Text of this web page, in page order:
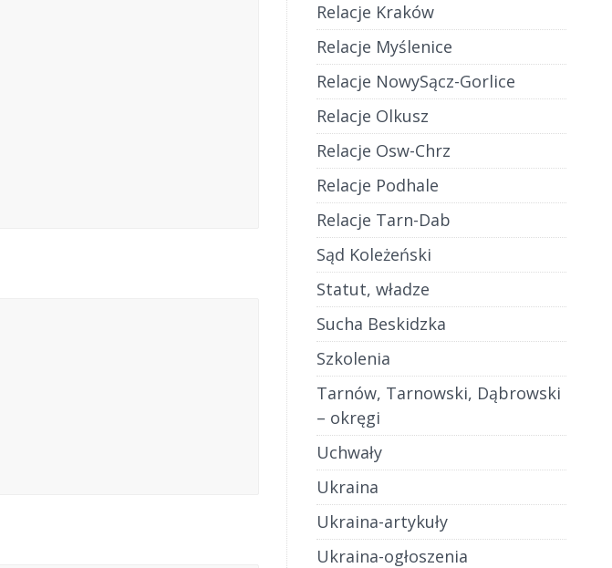
Relacje Kraków
Relacje Myślenice
Relacje NowySącz-Gorlice
Relacje Olkusz
Relacje Osw-Chrz
Relacje Podhale
Relacje Tarn-Dab
Sąd Koleżeński
Statut, władze
Sucha Beskidzka
Szkolenia
Tarnów, Tarnowski, Dąbrowski
– okręgi
Uchwały
Ukraina
Ukraina-artykuły
Ukraina-ogłoszenia